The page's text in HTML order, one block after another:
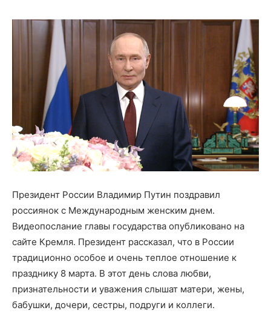
Президент России Владимир Путин поздравил
россиянок с Международным женским днем.
Видеопослание главы государства опубликовано на
сайте Кремля. Президент рассказал, что в России
традиционно особое и очень теплое отношение к
празднику 8 марта. В этот день слова любви,
признательности и уважения слышат матери, жены,
бабушки, дочери, сестры, подруги и коллеги.